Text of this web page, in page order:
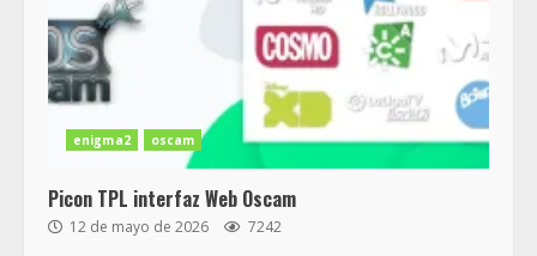
enigma2 oscam
Picon TPL interfaz Web Oscam
12 de mayo de 2026 7242